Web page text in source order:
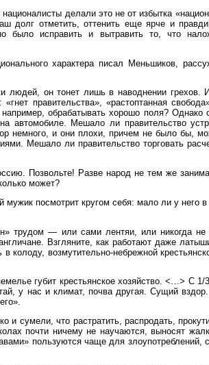
делали это не от избытка
долг отметить, оттенить еще ярче и
было исправить и вытравить то, что
характера писал Меньшиков,
людей, он тонет лишь в наводнении грехов.
правительства», «растоптанная
обрабатывать хорошо поля?
автомобиле. Мешало ли правительство
немного, и они плохи, причем не было бы,
Мешало ли правительство торговать
Позвольте! Разве народ не тем же
может?
посмотрит кругом себя: мало ли у него в
трудом — или сами лентяи, или никогда не
Взгляните, как работают даже
колоду, возмутительно-небрежной
губит крестьянское хозяйство. <…> С 1/
у нас и климат, почва другая. Сущий вздор.
сумели, что растратить, распродать,
почти ничему не научаются, выносят
пользуются чаще для